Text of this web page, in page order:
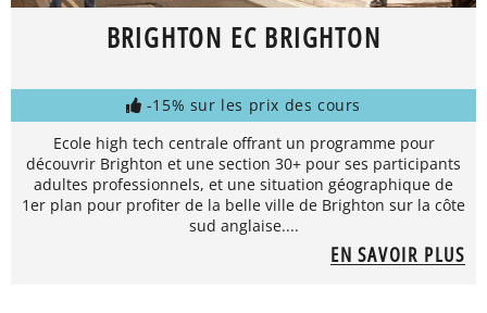
BRIGHTON EC BRIGHTON
-15% sur les prix des cours
Ecole high tech centrale offrant un programme pour
découvrir Brighton et une section 30+ pour ses participants
adultes professionnels, et une situation géographique de
1er plan pour profiter de la belle ville de Brighton sur la côte
sud anglaise....
EN SAVOIR PLUS